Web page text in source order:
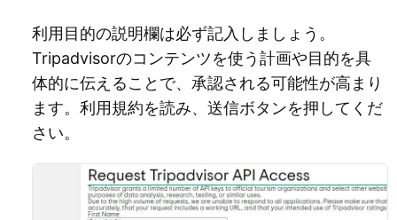
利用目的の説明欄は必ず記入しましょう。
Tripadvisorのコンテンツを使う計画や目的を具
体的に伝えることで、承認される可能性が高まり
ます。利用規約を読み、送信ボタンを押してくだ
さい。